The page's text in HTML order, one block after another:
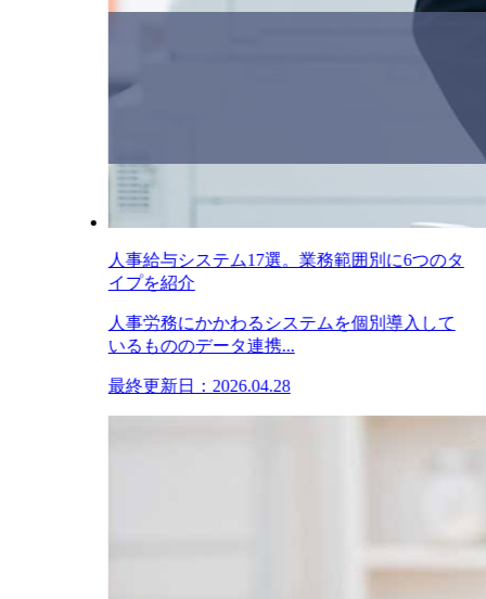
人事給与システム17選。業務範囲別に6つのタ
イプを紹介
人事労務にかかわるシステムを個別導入して
いるもののデータ連携...
最終更新日：2026.04.28